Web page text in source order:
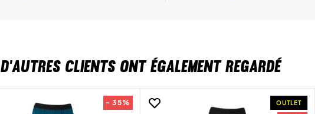
D'AUTRES CLIENTS ONT ÉGALEMENT REGARDÉ
- 35% OUTLET